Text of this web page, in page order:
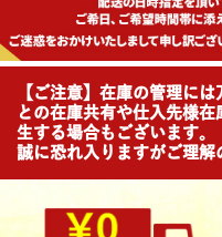
【ご注意】在庫の管理に
との在庫共有や仕入先様
生する場合もございます。
誠に恐れ入りますがご理解